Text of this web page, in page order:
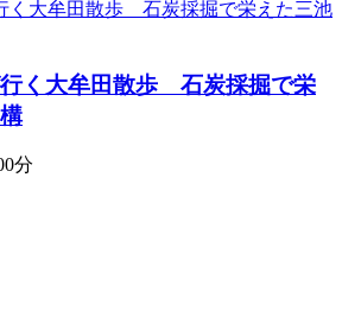
く大牟田散歩 石炭採掘で栄
分